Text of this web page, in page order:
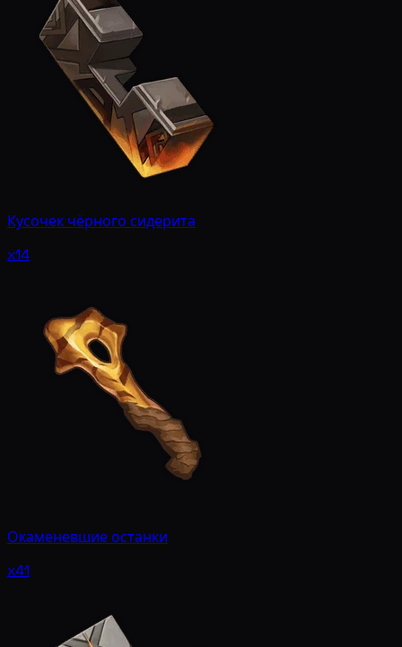
Кусочек чёрного сидерита
x14
Окаменевшие останки
x41